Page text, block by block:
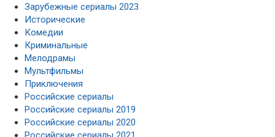
Зарубежные сериалы 2023
Исторические
Комедии
Криминальные
Мелодрамы
Мультфильмы
Приключения
Российские сериалы
Российские сериалы 2019
Российские сериалы 2020